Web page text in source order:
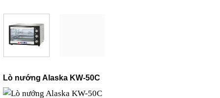
Lò nướng Alaska KW-50C